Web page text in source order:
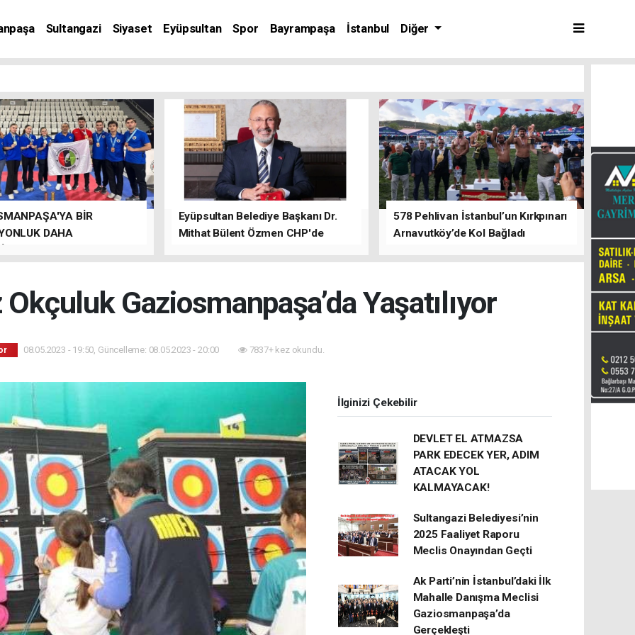
Sultangazi Siyaset Eyüpsultan Spor Bayrampaşa İstanbul Diğer
BİR
DAHA
Eyüpsultan Belediye Başkanı Dr.
Mithat Bülent Özmen CHP'de
578 Pehlivan İstanbul’un Kırkpınarı
Arnavutköy’de Kol Bağladı
Gaziosmanpaşa’da Yaşatılıyor
08.05.2023 - 19:50, Güncelleme: 08.05.2023 - 20:00 7837+ kez okundu.
İlginizi Çekebilir
DEVLET EL ATMAZSA
PARK EDECEK YER, ADIM
ATACAK YOL
KALMAYACAK!
Sultangazi Belediyesi’nin
2025 Faaliyet Raporu
Meclis Onayından Geçti
Ak Parti’nin İstanbul’daki İlk
Mahalle Danışma Meclisi
Gaziosmanpaşa’da
Gerçekleşti